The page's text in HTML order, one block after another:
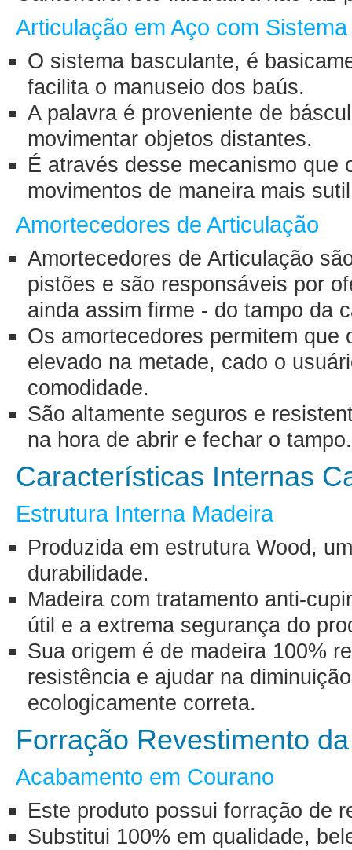
Articulação em Aço com
O sistema basculante, é
facilita o manuseio dos baús.
A palavra é proveniente de
movimentar objetos distantes.
É através desse mecanismo que
movimentos de maneira mais
Amortecedores de Articulação
Amortecedores de Articulação
pistões e são responsáveis por
ainda assim firme - do tampo da
Os amortecedores permitem que
elevado na metade, cado o
comodidade.
São altamente seguros e
na hora de abrir e fechar o
Características Internas
Estrutura Interna Madeira
Produzida em estrutura Wood,
durabilidade.
Madeira com tratamento anti-
útil e a extrema segurança do
Sua origem é de madeira 100%
resistência e ajudar na
ecologicamente correta.
Forração Revestimento
Acabamento em Courano
Este produto possui forração de
Substitui 100% em qualidade,